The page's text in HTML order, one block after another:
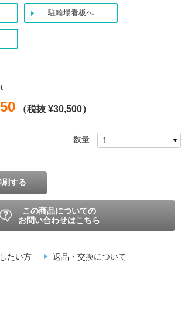
駐輪場看板へ
（税抜 ¥30,500）
数量
する
この商品についての
お問い合わせはこちら
たい方 返品・交換について